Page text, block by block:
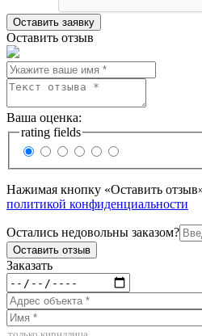
Оставить отзыв
Ваша оценка:
rating fields
Нажимая кнопку «Оставить
политикой конфиденциальности
Остались недовольны заказом?
Заказать